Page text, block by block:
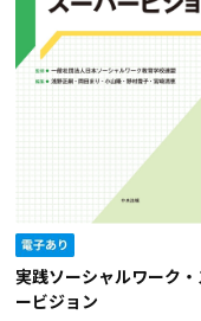
実践ソーシャルワーク
ービジョン